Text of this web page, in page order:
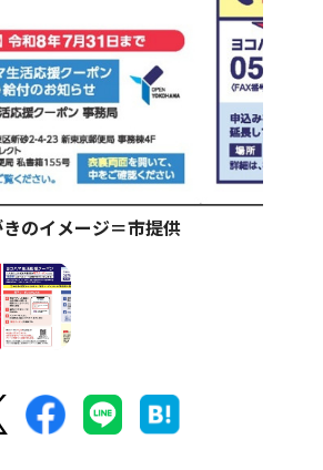
きのイメージ＝市提供